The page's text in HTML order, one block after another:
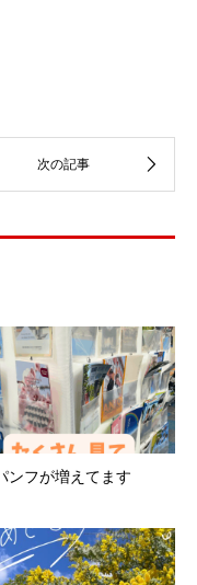
ンフが増えてます